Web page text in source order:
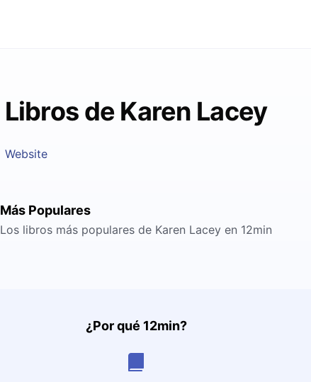
Libros de Karen Lacey
Website
Más Populares
Los libros más populares de Karen Lacey en 12min
¿Por qué 12min?